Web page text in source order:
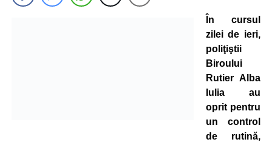
În cursul
zilei de ieri,
poliţiştii
Biroului
Rutier Alba
Iulia au
oprit pentru
un control
de rutină,